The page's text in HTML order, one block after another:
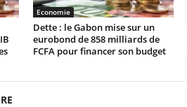
Economie
Dette : le Gabon mise sur un
eurobond de 858 milliards de
FCFA pour financer son budget